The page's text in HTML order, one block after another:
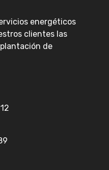
energéticos
clientes las
de